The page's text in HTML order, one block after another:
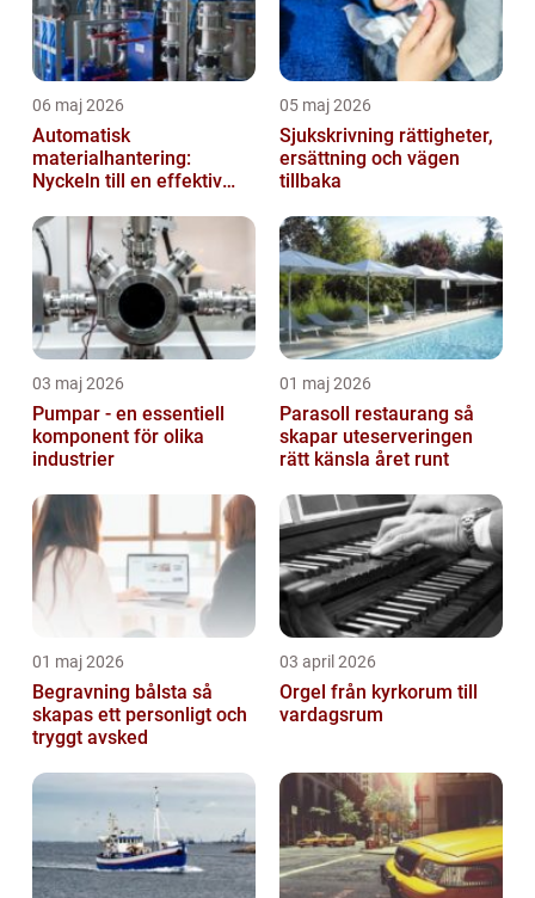
06 maj 2026
Automatisk
materialhantering:
Nyckeln till en effektiv
05 maj 2026
Sjukskrivning rättigheter,
ersättning och vägen
tillbaka
03 maj 2026
Pumpar - en essentiell
komponent för olika
industrier
01 maj 2026
Parasoll restaurang så
skapar uteserveringen
rätt känsla året runt
01 maj 2026
Begravning bålsta så
skapas ett personligt och
tryggt avsked
03 april 2026
Orgel från kyrkorum till
vardagsrum